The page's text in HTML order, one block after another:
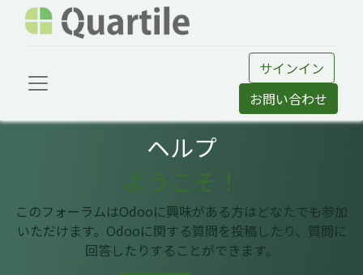
サインイン
お問い合わせ
ヘルプ
ようこそ！
このフォーラムはOdooに興味がある方はどなたでも参加
いただけます。Odooに関する質問を投稿したり、質問に
回答したりすることができます。